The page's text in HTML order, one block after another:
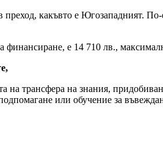
какъвто е Югозападният.
е 14 710 лв.,
трансфера на знания,
или обучение за